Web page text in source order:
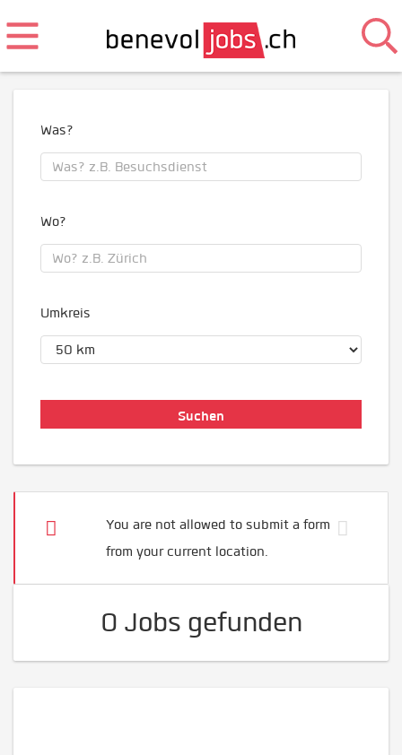
Was?
Wo?
Umkreis
You are not allowed to submit a form
from your current location.
0 Jobs gefunden